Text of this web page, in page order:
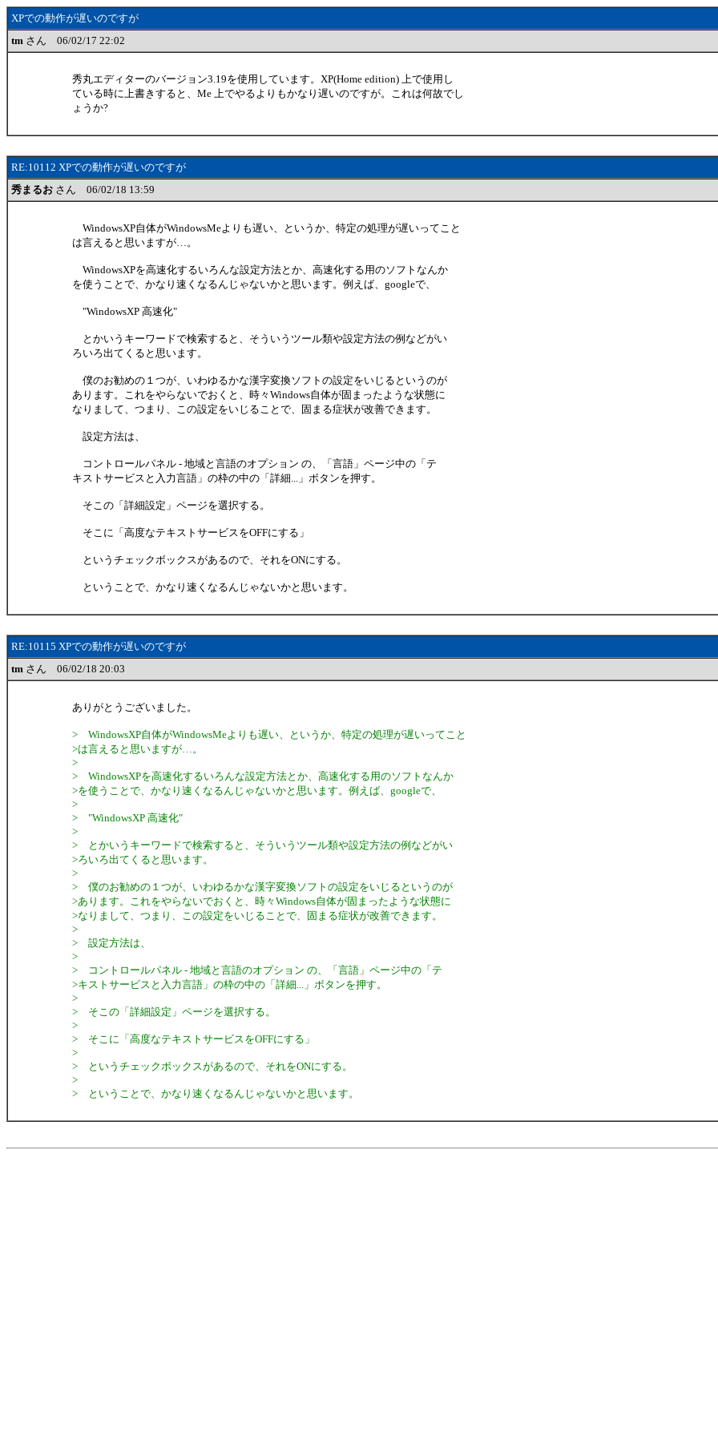
XPでの動作が遅いのですが
tm さん 06/02/17 22:02
秀丸エディターのバージョン3.19を使用しています。XP(Home edition) 上で使用し
ている時に上書きすると、Me 上でやるよりもかなり遅いのですが。これは何故でし
ょうか?
RE:10112 XPでの動作が遅いのですが
秀まるお さん 06/02/18 13:59
WindowsXP自体がWindowsMeよりも遅い、というか、特定の処理が遅いってこと
は言えると思いますが…。
WindowsXPを高速化するいろんな設定方法とか、高速化する用のソフトなんか
を使うことで、かなり速くなるんじゃないかと思います。例えば、googleで、
"WindowsXP 高速化"
とかいうキーワードで検索すると、そういうツール類や設定方法の例などがい
ろいろ出てくると思います。
僕のお勧めの１つが、いわゆるかな漢字変換ソフトの設定をいじるというのが
あります。これをやらないでおくと、時々Windows自体が固まったような状態に
なりまして、つまり、この設定をいじることで、固まる症状が改善できます。
設定方法は、
コントロールパネル - 地域と言語のオプション の、「言語」ページ中の「テ
キストサービスと入力言語」の枠の中の「詳細...」ボタンを押す。
そこの「詳細設定」ページを選択する。
そこに「高度なテキストサービスをOFFにする」
というチェックボックスがあるので、それをONにする。
ということで、かなり速くなるんじゃないかと思います。
RE:10115 XPでの動作が遅いのですが
tm さん 06/02/18 20:03
ありがとうございました。
> WindowsXP自体がWindowsMeよりも遅い、というか、特定の処理が遅いってこと
>は言えると思いますが…。
>
> WindowsXPを高速化するいろんな設定方法とか、高速化する用のソフトなんか
>を使うことで、かなり速くなるんじゃないかと思います。例えば、googleで、
>
> "WindowsXP 高速化"
>
> とかいうキーワードで検索すると、そういうツール類や設定方法の例などがい
>ろいろ出てくると思います。
>
> 僕のお勧めの１つが、いわゆるかな漢字変換ソフトの設定をいじるというのが
>あります。これをやらないでおくと、時々Windows自体が固まったような状態に
>なりまして、つまり、この設定をいじることで、固まる症状が改善できます。
>
> 設定方法は、
>
> コントロールパネル - 地域と言語のオプション の、「言語」ページ中の「テ
>キストサービスと入力言語」の枠の中の「詳細...」ボタンを押す。
>
> そこの「詳細設定」ページを選択する。
>
> そこに「高度なテキストサービスをOFFにする」
>
> というチェックボックスがあるので、それをONにする。
>
> ということで、かなり速くなるんじゃないかと思います。